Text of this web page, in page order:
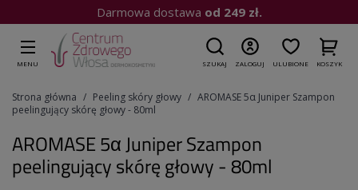
Kup do 15:00| Wysyłka dziś
MENU SZUKAJ ZALOGUJ ULUBIONE KOSZYK
Strona główna Peeling skóry głowy
AROMASE 5α Juniper Szampon
peelingujący skórę głowy - 80ml
AROMASE 5α Juniper Szampon
peelingujący skórę głowy - 80ml